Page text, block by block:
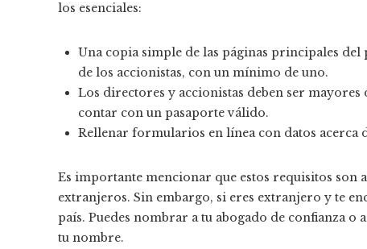
los esenciales:
Una copia simple de las páginas principales del
de los accionistas, con un mínimo de uno.
Los directores y accionistas deben ser mayores
contar con un pasaporte válido.
Rellenar formularios en línea con datos acerca
Es importante mencionar que estos requisitos son
extranjeros. Sin embargo, si eres extranjero y te
país. Puedes nombrar a tu abogado de confianza o
tu nombre.